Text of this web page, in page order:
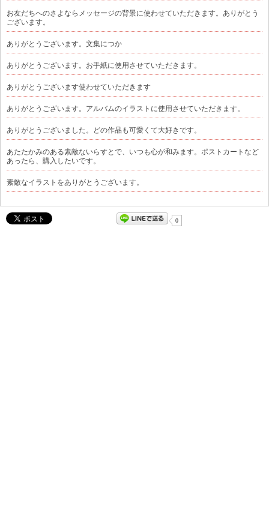
お友だちへのさよならメッセージの背景に使わせていただきます。ありがとう
ございます。
ありがとうございます。文集につか
ありがとうございます。お手紙に使用させていただきます。
ありがとうございます使わせていただきます
ありがとうございます。アルバムのイラストに使用させていただきます。
ありがとうございました。どの作品も可愛くて大好きです。
あたたかみのある素敵ないらすとで、いつも心が和みます。ポストカートなど
あったら、購入したいです。
素敵なイラストをありがとうございます。
0